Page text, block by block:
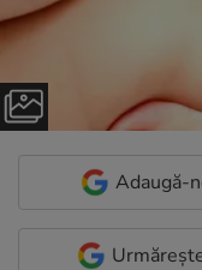
Adaugă-